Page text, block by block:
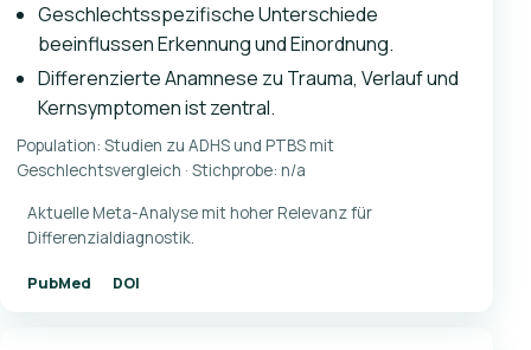
Geschlechtsspezifische Unterschiede
beeinflussen Erkennung und Einordnung.
Differenzierte Anamnese zu Trauma, Verlauf und
Kernsymptomen ist zentral.
Population: Studien zu ADHS und PTBS mit
Geschlechtsvergleich · Stichprobe: n/a
Aktuelle Meta-Analyse mit hoher Relevanz für
Differenzialdiagnostik.
PubMed DOI